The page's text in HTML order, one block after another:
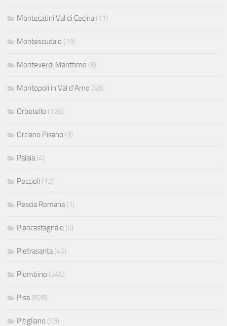
Montecatini Val di Cecina (11)
Montescudaio (19)
Monteverdi Marittimo (8)
Montopoli in Val d'Arno (48)
Orbetello (126)
Orciano Pisano (3)
Palaia (4)
Peccioli (13)
Pescia Romana (1)
Piancastagnaio (4)
Pietrasanta (45)
Piombino (245)
Pisa (828)
Pitigliano (13)